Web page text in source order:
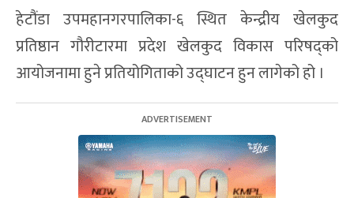
हेटौंडा उपमहानगरपालिका-६ स्थित केन्द्रीय खेलकुद
प्रतिष्ठान गौरीटारमा प्रदेश खेलकुद विकास परिषद्को
आयोजनामा हुने प्रतियोगिताको उद्घाटन हुन लागेको हो ।